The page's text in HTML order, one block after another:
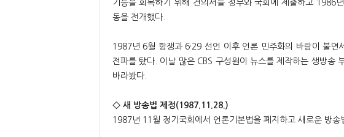
기능을 회복하기 위해 건의서를 정부와 국회에 제출하고 1986
동을 전개했다.
1987년 6월 항쟁과 6·29 선언 이후 언론 민주화의 바람이 불면
전파를 탔다. 이날 많은 CBS 구성원이 뉴스를 제작하는 생방송
바라봤다.
◇ 새 방송법 제정(1987.11.28.)
1987년 11월 정기국회에서 언론기본법을 폐지하고 새로운 방송